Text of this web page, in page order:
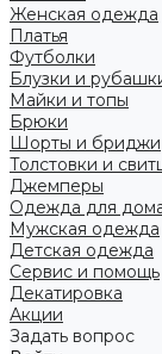
Женская одежда
Платья
Футболки
Блузки и
Майки и топы
Брюки
Шорты и бриджи
Толстовки и
Джемперы
Одежда для
Мужская одежда
Детская одежда
Сервис и помощь
Декатировка
Акции
Задать вопрос